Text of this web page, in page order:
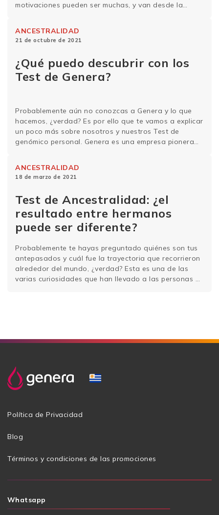
motivaciones pueden ser muchas, y van desde la
más precisos sean estos resultados, mejor. En …
ANCESTRALIDAD
21 de octubre de 2021
¿Qué puedo descubrir con los
Test de Genera?
Probablemente aún no conozcas a Genera y lo que
hacemos, ¿verdad? Es por ello que te vamos a explicar
un poco más sobre nosotros y nuestros Test de
genómico personal. Genera es una empresa pionera
hemos llevado a cabo mapeos …
ANCESTRALIDAD
18 de marzo de 2021
Test de Ancestralidad: ¿el
resultado entre hermanos
puede ser diferente?
Probablemente te hayas preguntado quiénes son tus
antepasados y cuál fue la trayectoria que recorrieron
alrededor del mundo, ¿verdad? Esta es una de las
varias curiosidades que han llevado a las personas a
Política de Privacidad
Blog
Términos y condiciones de las promociones
Whatsapp